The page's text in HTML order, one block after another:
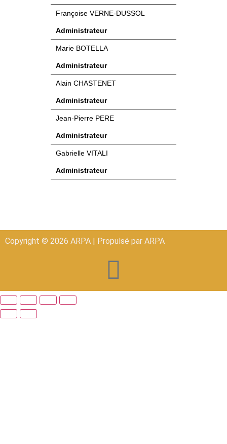
Françoise VERNE-DUSSOL
Administrateur​
Marie BOTELLA
Administrateur​
Alain CHASTENET
Administrateur
Jean-Pierre PERE
Administrateur
Gabrielle VITALI
Administrateur
Copyright © 2026 ARPA | Propulsé par ARPA